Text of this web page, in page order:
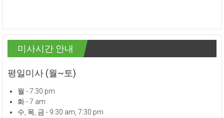
미사시간 안내
평일미사 (월~토)
월 - 7:30 pm
화 - 7 am
수, 목, 금 - 9:30 am, 7:30 pm